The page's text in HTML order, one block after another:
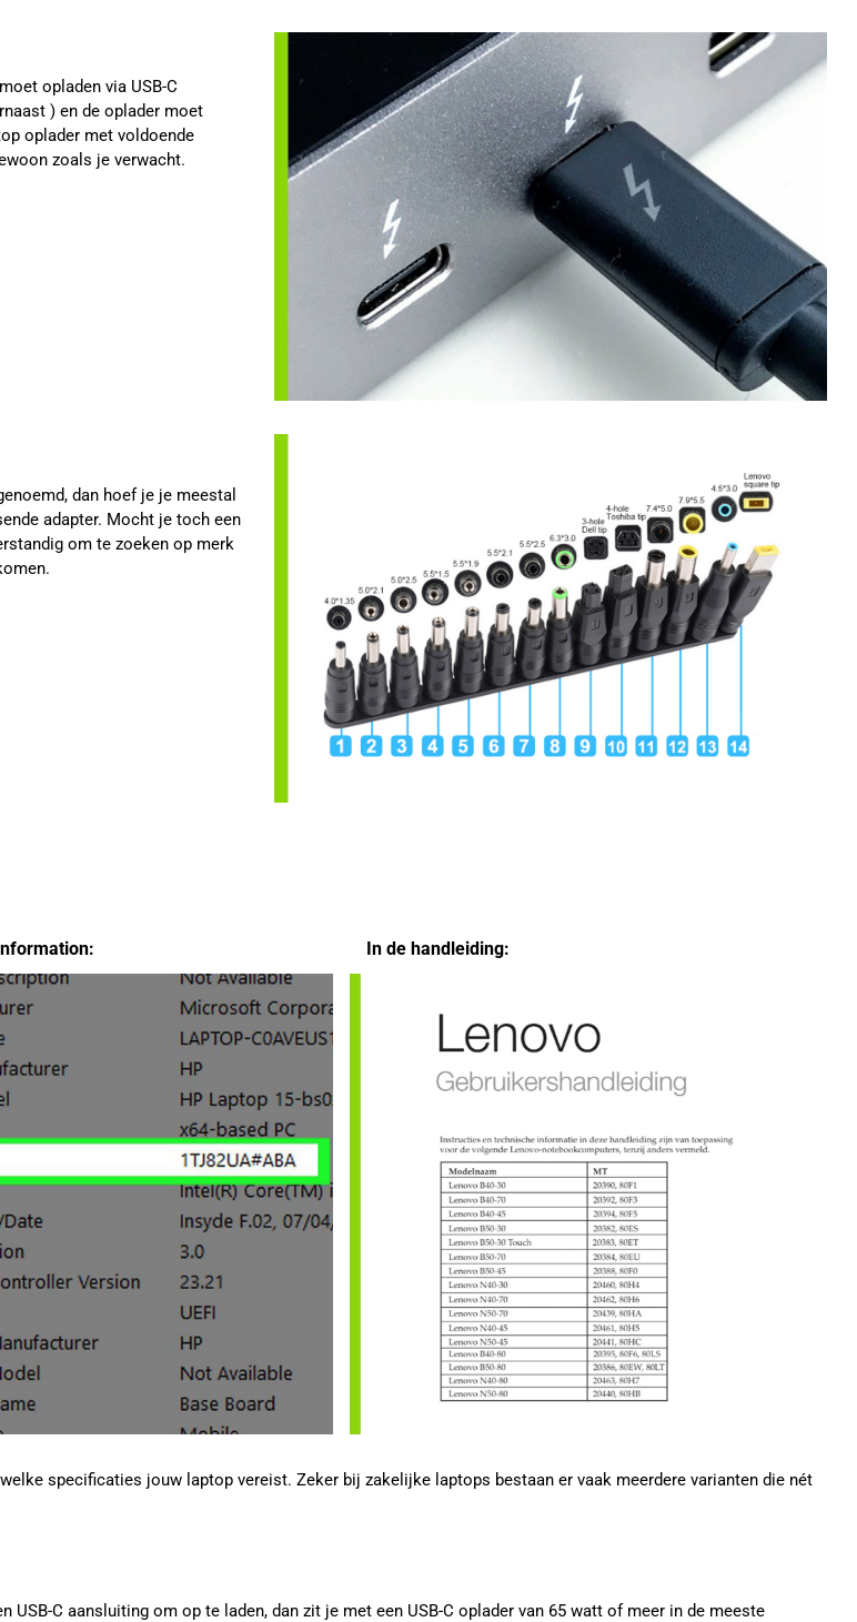
opladen via USB-C
) en de oplader moet
oplader met voldoende
zoals je verwacht.
dan hoef je je meestal
adapter. Mocht je toch een
om te zoeken op merk
In de handleiding:
specificaties jouw laptop vereist. Zeker bij zakelijke laptops bestaan er vaak meerdere varianten die nét
C aansluiting om op te laden, dan zit je met een USB-C oplader van 65 watt of meer in de meeste